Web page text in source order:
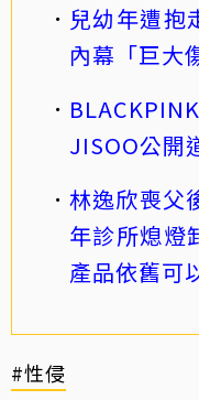
兒幼年遭抱
內幕「巨大
JISOO公開
林逸欣喪父
年診所熄
產品依舊可
#性侵